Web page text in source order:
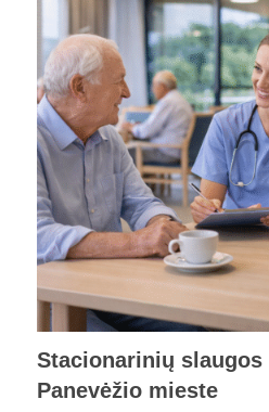
Stacionarinių
Panevėžio mieste